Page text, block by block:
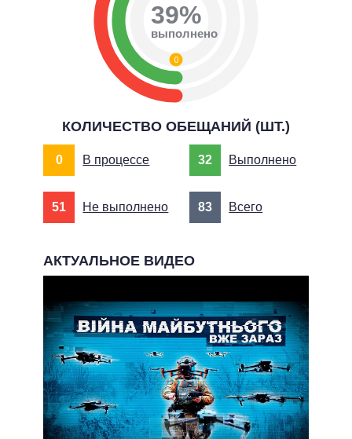
0
39%
выполнено
КОЛИЧЕСТВО ОБЕЩАНИЙ (ШТ.)
0 В процессе 32 Выполнено
51 Не выполнено 83 Всего
АКТУАЛЬНОЕ ВИДЕО